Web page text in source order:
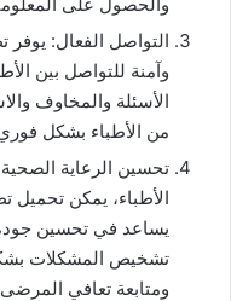
التواصل الفعال:
وآمنة للتواصل بين
الأسئلة والمخاوف
من الأطباء بشكل
تحسين الرعاية
الأطباء، يمكن تحميل
يساعد في تحسين جودة
تشخيص المشكلات
ومتابعة تعافي